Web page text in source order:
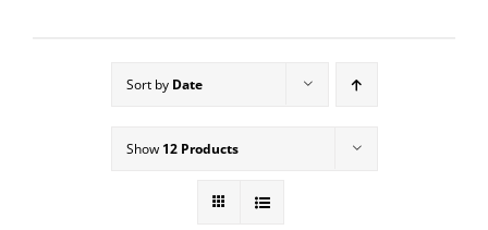
Sort by Date
Show 12 Products